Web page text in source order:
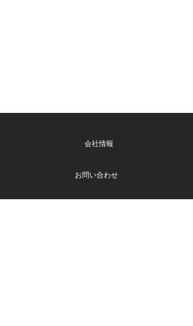
会社情報
お問い合わせ